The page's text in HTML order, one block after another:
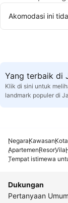
Akomodasi ini
Yang terbaik di
Klik di sini untuk
landmark populer di
NegaraKawasanKota
ApartemenResorVila
Tempat istimewa
Dukungan
Pertanyaan